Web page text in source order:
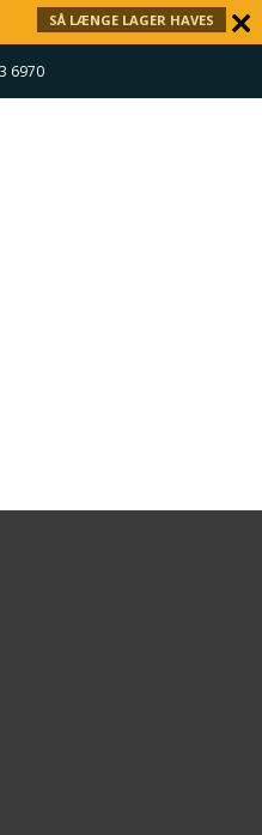
SÅ LÆNGE LAGER HAVES
6970